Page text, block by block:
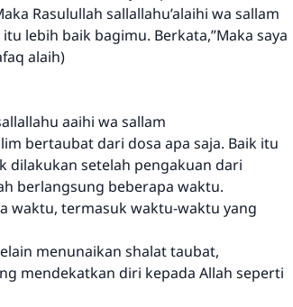
Rasulullah sallallahu’alaihi wa sallam
lebih baik bagimu. Berkata,”Maka saya
alaih)
aaihi wa sallam
bertaubat dari dosa apa saja. Baik itu
dilakukan setelah pengakuan dari
berlangsung beberapa waktu.
waktu, termasuk waktu-waktu yang
menunaikan shalat taubat,
mendekatkan diri kepada Allah seperti